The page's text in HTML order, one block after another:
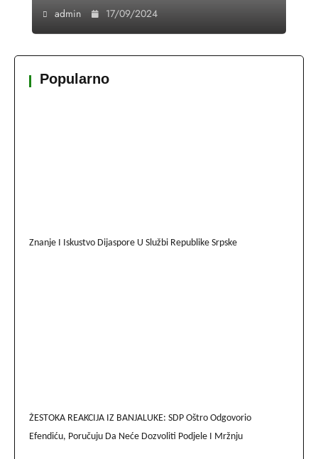
admin 17/09/2024
Popularno
Znanje I Iskustvo Dijaspore U Službi Republike Srpske
ŽESTOKA REAKCIJA IZ BANJALUKE: SDP Oštro Odgovorio
Efendiću, Poručuju Da Neće Dozvoliti Podjele I Mržnju